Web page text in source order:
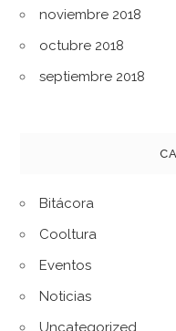
noviembre 2018
octubre 2018
septiembre 2018
Bitácora
Cooltura
Eventos
Noticias
Uncategorized